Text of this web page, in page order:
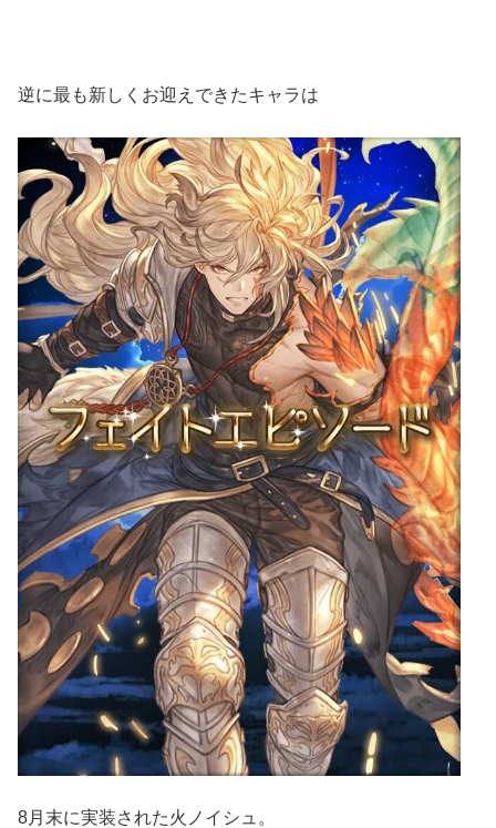
逆に最も新しくお迎えできたキャラは
8月末に実装された火ノイシュ。